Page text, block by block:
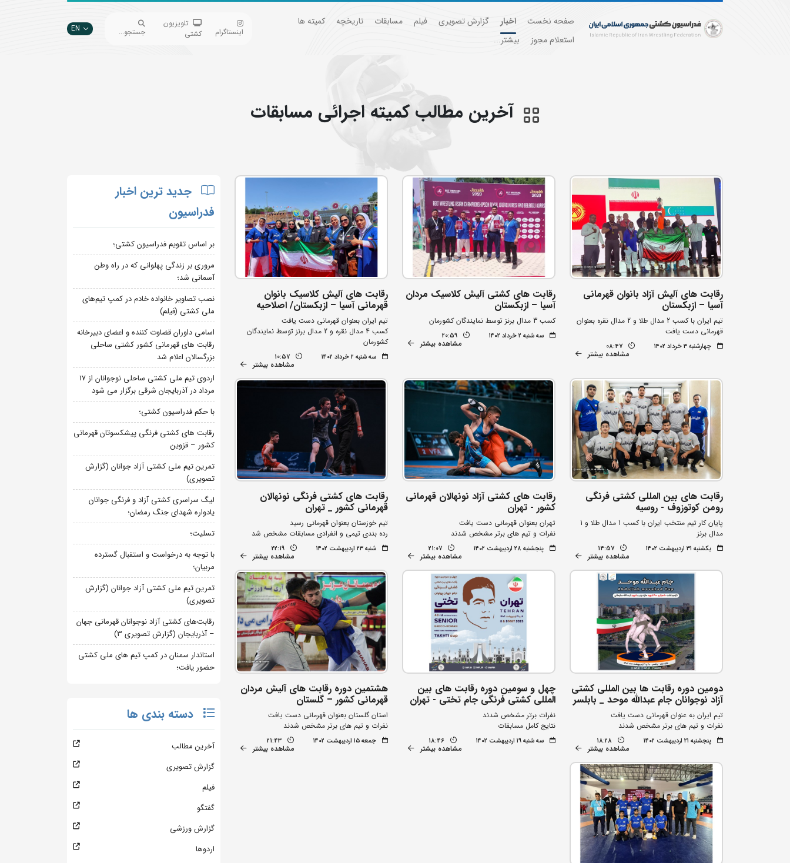
صفحه نخست اخبار گزارش تصویری فیلم مسابقات تاریخچه
کمیته ها
استعلام مجوز
بیشتر...
اینستاگرام
تلویزیون
کشتی
جستجو... EN
آخرین مطالب كميته اجرائي مسابقات
رقابت های آلیش آزاد بانوان قهرمانی
آسیا – ازبکستان
تیم ایران با کسب 2 مدال طلا و 2 مدال نقره بعنوان
قهرمانی دست یافت
چهارشنبه ۳ خرداد ۱۴۰۲ 08:47
مشاهده بیشتر
رقابت های کشتی آلیش کلاسیک مردان
آسیا – ازبکستان
کسب 3 مدال برنز توسط نمایندگان کشورمان
سه شنبه ۲ خرداد ۱۴۰۲ 20:59
مشاهده بیشتر
رقابت های آلیش کلاسیک بانوان
قهرمانی آسیا – ازبکستان/ اصلاحیه
تیم ایران بعنوان قهرمانی دست یافت
کسب 4 مدال نقره و 2 مدال برنز توسط نمایندگان
کشورمان
سه شنبه ۲ خرداد ۱۴۰۲ 10:57
مشاهده بیشتر
رقابت های بین المللی کشتی فرنگی
رومن کوتوزوف - روسیه
پایان کار تیم منتخب ایران با کسب 1 مدال طلا و 1
مدال برنز
یکشنبه ۳۱ اردیبهشت ۱۴۰۲ 14:57
مشاهده بیشتر
رقابت های کشتی آزاد نونهالان قهرمانی
کشور - تهران
تهران بعنوان قهرمانی دست یافت
نفرات و تیم های برتر مشخص شدند
پنجشنبه ۲۸ اردیبهشت ۱۴۰۲ 21:07
مشاهده بیشتر
رقابت های کشتی فرنگی نونهالان
قهرمانی کشور _ تهران
تیم خوزستان بعنوان قهرمانی رسید
رده بندی تیمی و انفرادی مسابقات مشخص شد
شنبه ۲۳ اردیبهشت ۱۴۰۲ 22:19
مشاهده بیشتر
دومین دوره رقابت ها بین المللی کشتی
آزاد نوجوانان جام عبدالله موحد _ بابلسر
تیم ایران به عنوان قهرمانی دست یافت
نفرات و تیم های برتر مشخص شدند
پنجشنبه ۲۱ اردیبهشت ۱۴۰۲ 18:28
مشاهده بیشتر
چهل و سومین دوره رقابت های بین
المللی کشتی فرنگی جام تختی - تهران
نفرات برتر مشخص شدند
نتایج کامل مسابقات
سه شنبه ۱۹ اردیبهشت ۱۴۰۲ 18:46
مشاهده بیشتر
هشتمین دوره رقابت های آلیش مردان
قهرمانی کشور – گلستان
استان گلستان بعنوان قهرمانی دست یافت
نفرات و تیم های برتر مشخص شدند
جمعه ۱۵ اردیبهشت ۱۴۰۲ 21:43
مشاهده بیشتر
جدید ترین اخبار
فدراسیون
بر اساس تقویم فدراسیون کشتی؛
مروری بر زندگی پهلوانی که در راه وطن
آسمانی شد؛
نصب تصاویر خانواده خادم در کمپ تیم‌های
ملی کشتی (فیلم)
اسامی داوران قضاوت کننده و اعضای دبیرخانه
رقابت های قهرمانی کشور کشتی ساحلی
بزرگسالان اعلام شد
اردوی تیم ملی کشتی ساحلی نوجوانان از 17
مرداد در آذربایجان شرقی برگزار می شود
با حکم فدراسیون کشتی؛
رقابت های کشتی فرنگی پیشکسوتان قهرمانی
کشور – قزوین
تمرین تیم ملی کشتی آزاد جوانان (گزارش
تصویری)
لیگ سراسری کشتی آزاد و فرنگی جوانان
یادواره شهدای جنگ رمضان؛
تسلیت؛
با توجه به درخواست و استقبال گسترده
مربیان؛
تمرین تیم ملی کشتی آزاد جوانان (گزارش
تصویری)
رقابت‌های کشتی آزاد نوجوانان قهرمانی جهان
– آذربایجان (گزارش تصویری 3)
استاندار سمنان در کمپ تیم های ملی کشتی
حضور یافت؛
دسته بندی ها
آخرین مطالب
گزارش تصویری
فیلم
گفتگو
گزارش ورزشی
اردوها